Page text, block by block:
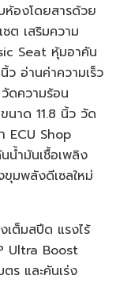
ห้องโดยสารด้วย
ต เสริมความ
Seat หุ้มอาคัน
อ่านค่าความเร็ว
ดความร้อน
าด 11.8 นิ้ว วัด
ECU Shop
น้ำมันเชื้อเพลิง
มพลังดีเซลใหม่
เต็มสปีด แรงไร้
Ultra Boost
ร และคันเร่ง